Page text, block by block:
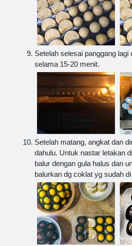
Setelah selesai panggang lagi
selama 15-20 menit.
Setelah matang, angkat dan
dahulu. Untuk nastar letakan
balur dengan gula halus dan
balurkan dg coklat yg sudah